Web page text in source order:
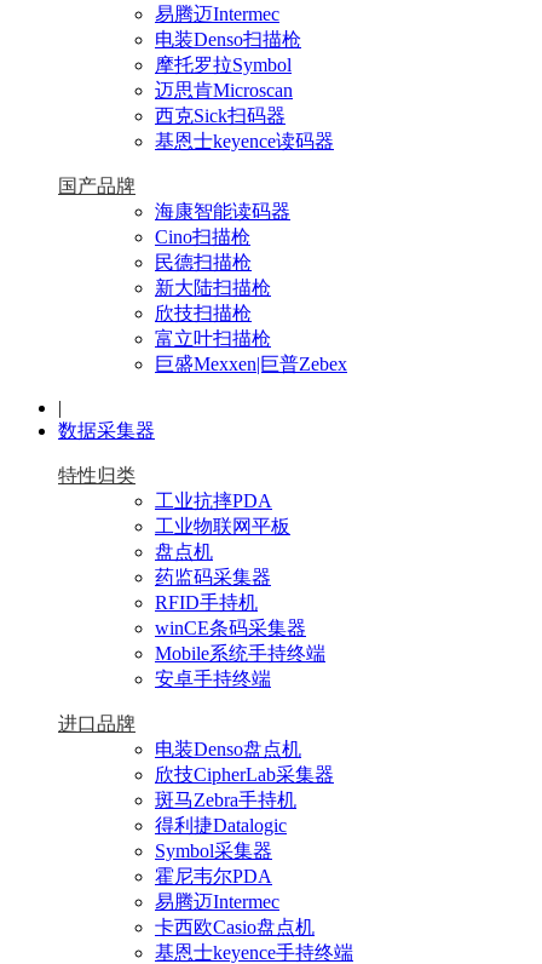
易腾迈Intermec
电装Denso扫描枪
摩托罗拉Symbol
迈思肯Microscan
西克Sick扫码器
基恩士keyence读码器
国产品牌
海康智能读码器
Cino扫描枪
民德扫描枪
新大陆扫描枪
欣技扫描枪
富立叶扫描枪
巨盛Mexxen|巨普Zebex
|
数据采集器
特性归类
工业抗摔PDA
工业物联网平板
盘点机
药监码采集器
RFID手持机
winCE条码采集器
Mobile系统手持终端
安卓手持终端
进口品牌
电装Denso盘点机
欣技CipherLab采集器
斑马Zebra手持机
得利捷Datalogic
Symbol采集器
霍尼韦尔PDA
易腾迈Intermec
卡西欧Casio盘点机
基恩士keyence手持终端